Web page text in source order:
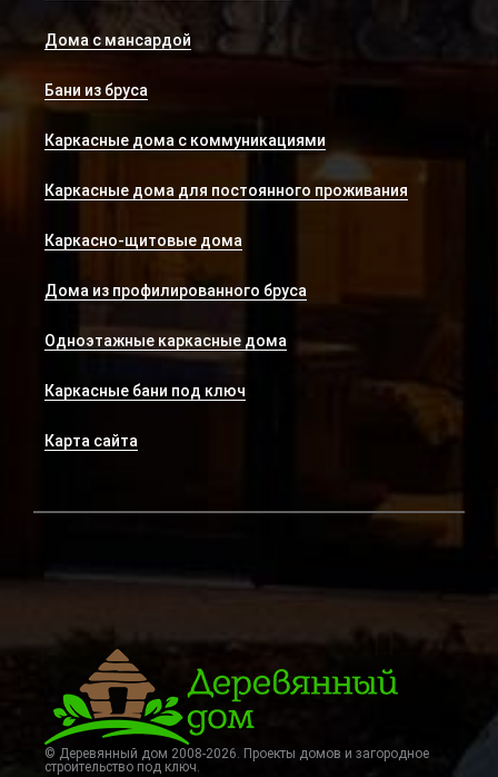
Дома с мансардой
Бани из бруса
Каркасные дома с коммуникациями
Каркасные дома для постоянного проживания
Каркасно-щитовые дома
Дома из профилированного бруса
Одноэтажные каркасные дома
Каркасные бани под ключ
Карта сайта
© Деревянный дом 2008-2026. Проекты домов и загородное
строительство под ключ.